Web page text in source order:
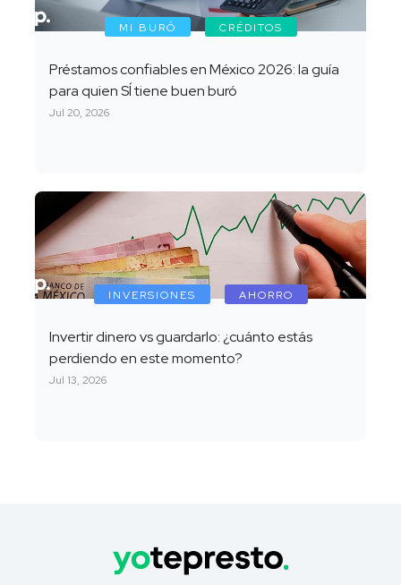
MI BURÓ CRÉDITOS
Préstamos confiables en México 2026: la guía
para quien SÍ tiene buen buró
Jul 20, 2026
INVERSIONES AHORRO
Invertir dinero vs guardarlo: ¿cuánto estás
perdiendo en este momento?
Jul 13, 2026